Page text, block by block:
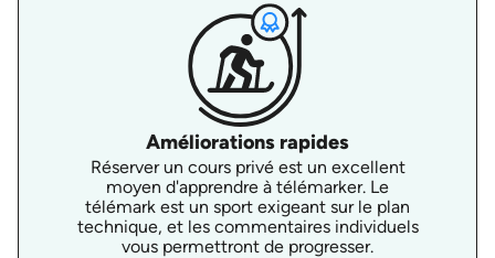
Améliorations rapides
Réserver un cours privé est un excellent
moyen d'apprendre à télémarker. Le
télémark est un sport exigeant sur le plan
technique, et les commentaires individuels
vous permettront de progresser.